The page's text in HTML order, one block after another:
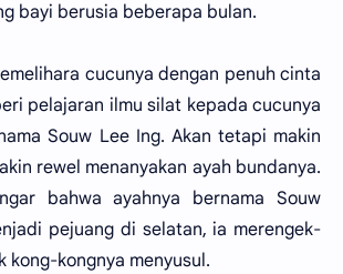
bayi berusia beberapa bulan.
cucunya dengan penuh cinta
pelajaran ilmu silat kepada cucunya
Souw Lee Ing. Akan tetapi makin
rewel menanyakan ayah bundanya.
bahwa ayahnya bernama Souw
pejuang di selatan, ia merengek-
kong-kongnya menyusul.